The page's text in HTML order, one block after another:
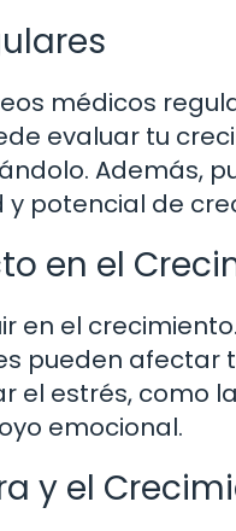
médicos
evaluar tu
Además,
potencial de
en el
en el
pueden afectar
el estrés, como
emocional.
y el